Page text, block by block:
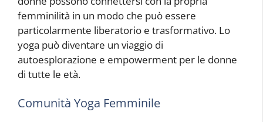
femminilità in un modo che può essere
particolarmente liberatorio e trasformativo. Lo
yoga può diventare un viaggio di
autoesplorazione e empowerment per le donne
di tutte le età.
Comunità Yoga Femminile